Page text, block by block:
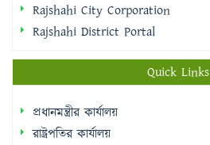
Rajshahi City Corporation
Rajshahi District Portal
Quick Links
প্রধানমন্ত্রীর কার্যালয়
রাষ্ট্রপতির কার্যালয়